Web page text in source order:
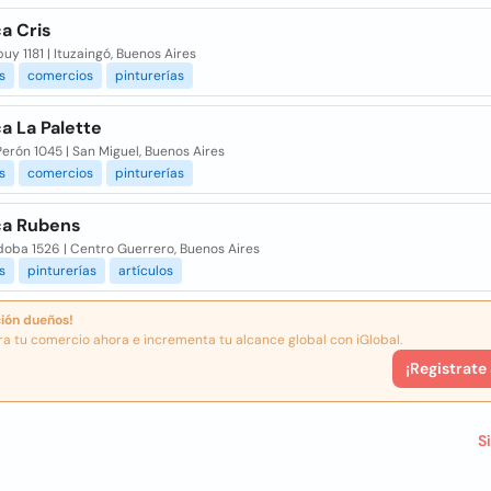
Cris
1181 | Ituzaingó, Buenos Aires
comercios pinturerías
La Palette
1045 | San Miguel, Buenos Aires
comercios pinturerías
Rubens
1526 | Centro Guerrero, Buenos Aires
pinturerías artículos
dueños!
tu comercio ahora e incrementa tu alcance global con iGlobal.
¡Registrate